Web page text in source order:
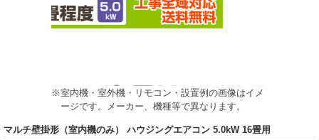
※室内機・室外機・リモコン・設置例の画像はイメ
ージです。メーカー、機種等で異なります。
マルチ壁掛形（室内機のみ） ハウジングエアコン 5.0kW 16畳用